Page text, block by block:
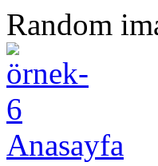
Random
Anasayfa